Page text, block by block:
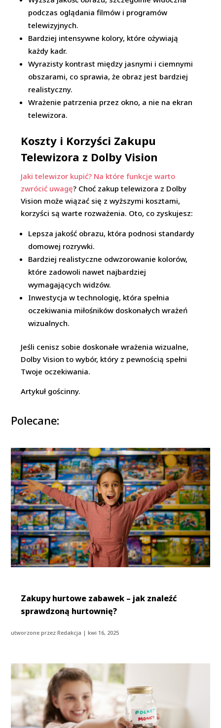
podczas oglądania filmów i programów
telewizyjnych.
Bardziej intensywne kolory, które ożywiają
każdy kadr.
Wyrazisty kontrast między jasnymi i ciemnymi
obszarami, co sprawia, że obraz jest bardziej
realistyczny.
Wrażenie patrzenia przez okno, a nie na ekran
telewizora.
Koszty i Korzyści Zakupu
Telewizora z Dolby Vision
Jaki telewizor kupić? Na które funkcje warto
zwrócić uwagę? Choć zakup telewizora z Dolby
Vision może wiązać się z wyższymi kosztami,
korzyści są warte rozważenia. Oto, co zyskujesz:
Lepsza jakość obrazu, która podnosi standardy
domowej rozrywki.
Bardziej realistyczne odwzorowanie kolorów,
które zadowoli nawet najbardziej
wymagających widzów.
Inwestycja w technologię, która spełnia
oczekiwania miłośników doskonałych wrażeń
wizualnych.
Jeśli cenisz sobie doskonałe wrażenia wizualne,
Dolby Vision to wybór, który z pewnością spełni
Twoje oczekiwania.
Artykuł gościnny.
Polecane:
Zakupy hurtowe zabawek – jak znaleźć
sprawdzoną hurtownię?
utworzone przezRedakcja |kwi 16, 2025